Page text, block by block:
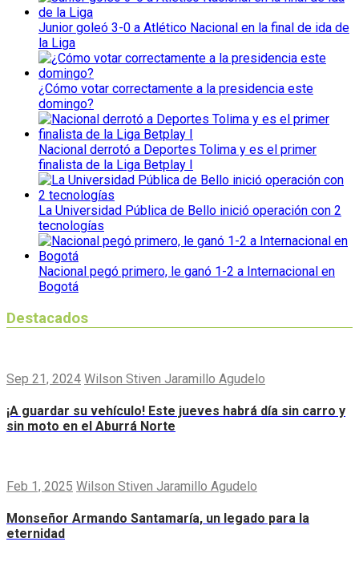
Junior goleó 3-0 a Atlético Nacional en la final de ida de
la Liga
¿Cómo votar correctamente a la presidencia este
domingo?
Nacional derrotó a Deportes Tolima y es el primer
finalista de la Liga Betplay I
La Universidad Pública de Bello inició operación con 2
tecnologías
Nacional pegó primero, le ganó 1-2 a Internacional en
Bogotá
Destacados
Sep 21, 2024 Wilson Stiven Jaramillo Agudelo
¡A guardar su vehículo! Este jueves habrá día sin carro y
sin moto en el Aburrá Norte
Feb 1, 2025 Wilson Stiven Jaramillo Agudelo
Monseñor Armando Santamaría, un legado para la
eternidad